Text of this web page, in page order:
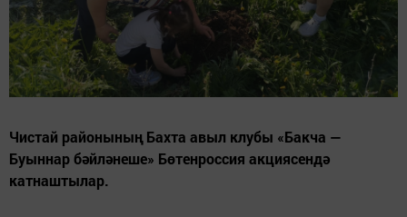
Чистай районының Бахта авыл клубы «Бакча —
Буыннар бәйләнеше» Бөтенроссия акциясендә
катнаштылар.